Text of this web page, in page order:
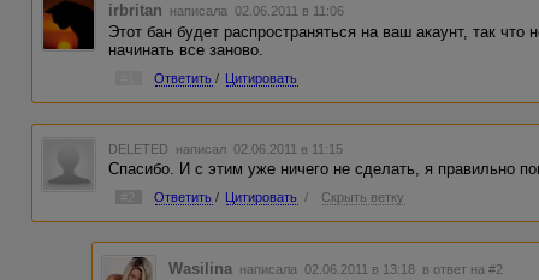
irbritan написала 02.06.2011 в 11:06
Этот бан будет распространяться на ваш акаунт, так что
начинать все заново.
Ответить / Цитировать
DELETED написал 02.06.2011 в 11:15
Спасибо. И с этим уже ничего не сделать, я правильно
Ответить / Цитировать / Скрыть ветку
Wasilina написала 02.06.2011 в 13:18 в ответ на #2